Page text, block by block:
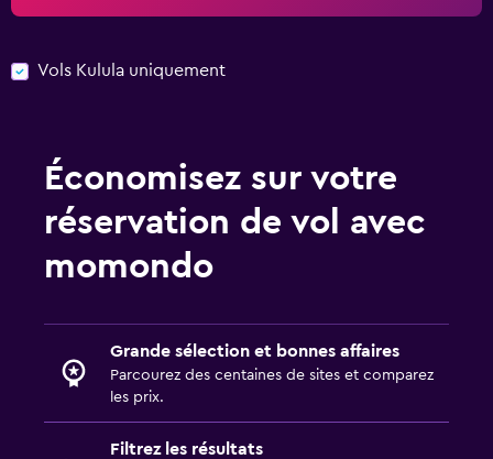
Vols Kulula uniquement
Économisez sur votre
réservation de vol avec
momondo
Grande sélection et bonnes affaires
Parcourez des centaines de sites et comparez
les prix.
Filtrez les résultats